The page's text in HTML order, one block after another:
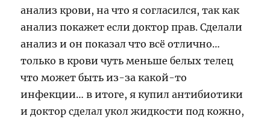
анализ крови, на что я согласился, так как
анализ покажет если доктор прав. Сделали
анализ и он показал что всё отлично…
только в крови чуть меньше белых телец
что может быть из-за какой-то
инфекции… в итоге, я купил антибиотики
и доктор сделал укол жидкости под кожно,